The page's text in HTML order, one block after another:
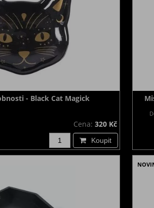
- Black Cat Magick
Cena: 320 Kč
Koupit